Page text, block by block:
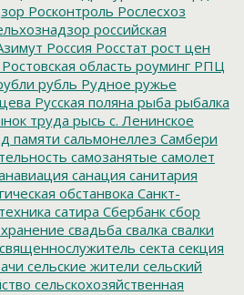
Росконтроль Рослесхоз
российская
Россия Росстат рост цен
Ростовская область роуминг РПЦ
рубль Рудное ружье
Русская поляна рыба рыбалка
труда рысь с. Ленинское
памяти сальмонеллез Самбери
самозанятые самолет
санация санитария
обстанвока Санкт-
сатира Сбербанк сбор
свадьба свалка свалки
священнослужитель секта секция
сельские жители сельский
сельскохозяйственная